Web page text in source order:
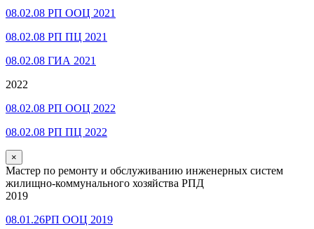
08.02.08 РП ООЦ 2021
08.02.08 РП ПЦ 2021
08.02.08 ГИА 2021
2022
08.02.08 РП ООЦ 2022
08.02.08 РП ПЦ 2022
×
Мастер по ремонту и обслуживанию инженерных систем
жилищно-коммунального хозяйства РПД
2019
08.01.26РП ООЦ 2019